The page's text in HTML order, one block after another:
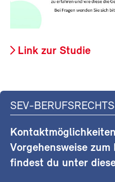
Link zur Studie
SEV-
Vorgehensweise
findest du unter